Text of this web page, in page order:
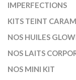
IMPERFECTIONS
KITS TEINT
NOS HUILES
NOS LAITS
NOS MINI KIT